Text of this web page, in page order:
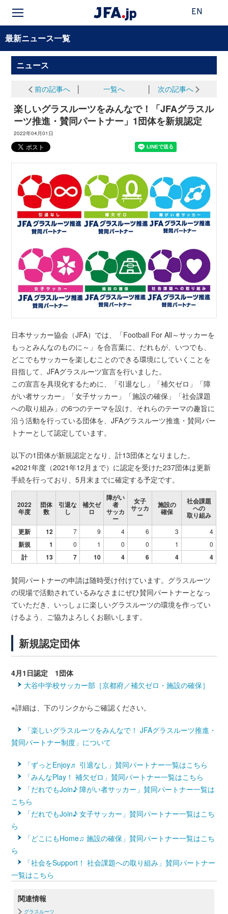
EN
最新ニュース一覧
ニュース
前の記事へ 一覧へ 次の記事へ
楽しいグラスルーツをみんなで！「JFAグラスル
ーツ推進・賛同パートナー」1団体を新規認定
2022年04月01日
日本サッカー協会（JFA）では、「Football For All～サッカーを
もっとみんなのものに～」を合言葉に、だれもが、いつでも、
どこでもサッカーを楽しむことのできる環境にしていくことを
目指して、JFAグラスルーツ宣言を行いました。
この宣言を具現化するために、「引退なし」「補欠ゼロ」「障
がい者サッカー」「女子サッカー」「施設の確保」「社会課題
への取り組み」の6つのテーマを設け、それらのテーマの趣旨に
沿う活動を行っている団体を、JFAグラスルーツ推進・賛同パー
トナーとして認定しています。
以下の1団体が新規認定となり、計13団体となりました。
※2021年度（2021年12月まで）に認定を受けた237団体は更新
手続を行っており、5月末までに確定する予定です。
2022
年度
団体
数
引退な
し
補欠ゼ
ロ
障がい
者
サッカ
ー
女子
サッカ
ー
施設の
確保
社会課題
への
取り組み
更新
12 7 9 4 6 3 4
新規 1 0 1 0 0 1 0
計 13 7 10 4 6 4 4
賛同パートナーの申請は随時受け付けています。グラスルーツ
の現場で活動されているみなさまにぜひ賛同パートナーとなっ
ていただき、いっしょに楽しいグラスルーツの環境を作ってい
けるよう、ご協力よろしくお願いします。
新規認定団体
4月1日認定 1団体
大谷中学校サッカー部［京都府／補欠ゼロ・施設の確保］
※詳細は、下のリンクからご確認ください。
「楽しいグラスルーツをみんなで！ JFAグラスルーツ推進・
賛同パートナー制度」について
「ずっとEnjoy♬ 引退なし」賛同パートナー一覧はこちら
「みんなPlay！ 補欠ゼロ」賛同パートナー一覧はこちら
「だれでもJoin♪ 障がい者サッカー」賛同パートナー一覧は
こちら
「だれでもJoin♪ 女子サッカー」賛同パートナー一覧はこち
ら
「どこにもHome♫ 施設の確保」賛同パートナー一覧はこち
ら
「社会をSupport！ 社会課題への取り組み」賛同パートナー
一覧はこちら
関連情報
グラスルーツ